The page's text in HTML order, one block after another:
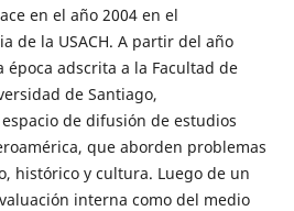
en el año 2004 en el
de la USACH. A partir del año
época adscrita a la Facultad de
de Santiago,
de difusión de estudios
que aborden problemas
histórico y cultura. Luego de un
interna como del medio